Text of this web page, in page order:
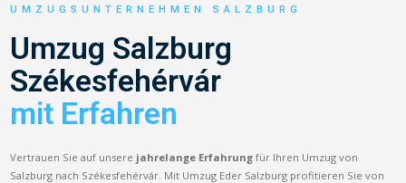
UMZUGSUNTERNEHMEN SALZBURG
Umzug Salzburg
Székesfehérvár
mit Erfahren
Vertrauen Sie auf unsere jahrelange Erfahrung für Ihren Umzug von
Salzburg nach Székesfehérvár. Mit Umzug Eder Salzburg profitieren Sie von